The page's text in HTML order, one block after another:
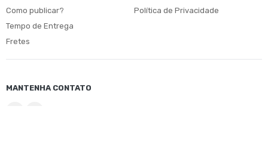
Como publicar?
Tempo de Entrega
Fretes
Política de Privacidade
MANTENHA CONTATO